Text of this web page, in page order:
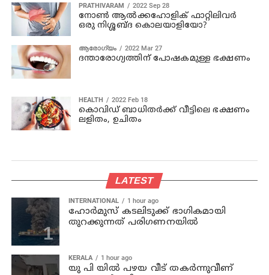
PRATHIVARAM 2022 Sep 28
നോൺ ആൽക്കഹോളിക് ഫാറ്റിലിവർ
ഒരു നിശ്ശബ്ദ കൊലയാളിയോ?
ആരോഗ്യം 2022 Mar 27
ദന്താരോഗ്യത്തിന് പോഷകമുള്ള ഭക്ഷണം
HEALTH 2022 Feb 18
കൊവിഡ് ബാധിതർക്ക് വീട്ടിലെ ഭക്ഷണം
ലളിതം, ഉചിതം
LATEST
INTERNATIONAL 1 hour ago
ഹോര്‍മുസ് കടലിടുക്ക് ഭാഗികമായി
തുറക്കുന്നത് പരിഗണനയില്‍
KERALA 1 hour ago
യു പി യില്‍ പഴയ വീട് തകര്‍ന്നുവീണ്